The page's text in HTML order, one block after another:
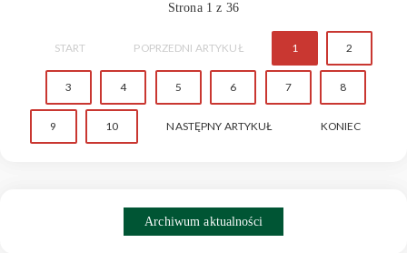
Strona 1 z 36
START POPRZEDNI ARTYKUŁ 1 2
3 4 5 6 7 8
9 10 NASTĘPNY ARTYKUŁ KONIEC
Archiwum aktualności